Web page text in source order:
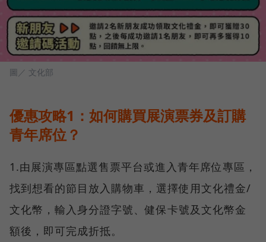
圖／ 文化部
優惠攻略1：如何購買展演票券及訂購
青年席位？
1.由展演專區點選售票平台或進入青年席位專區，
找到想看的節目放入購物車，選擇使用文化禮金/
文化幣，輸入身分證字號、健保卡號及文化幣金
額後，即可完成折抵。